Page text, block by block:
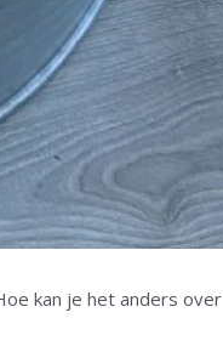
kan je het anders over